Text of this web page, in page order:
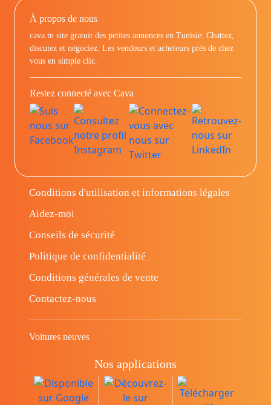
À propos de nous
cava.tn site gratuit des petites annonces en Tunisie: Chattez,
discutez et négociez. Les vendeurs et acheteurs prés de chez
vous en simple clic.
Restez connecté avec Cava
Conditions d'utilisation et informations légales
Aidez-moi
Conseils de sécurité
Politique de confidentialité
Conditions générales de vente
Contactez-nous
Voitures neuves
Nos applications